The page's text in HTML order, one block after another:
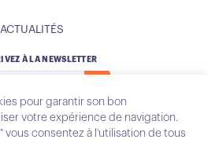
ACTUALITÉS
À LA NEWSLETTER
pour garantir son bon
votre expérience de navigation.
vous consentez à l'utilisation de tous